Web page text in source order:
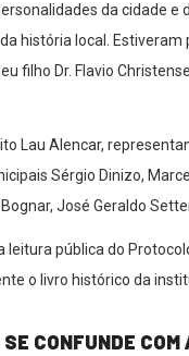
da cidade
história local.
filho Dr. Flavio
Lau Alencar,
Sérgio Dinizo,
José Geraldo
leitura pública do
o livro histórico da
CONFUNDE